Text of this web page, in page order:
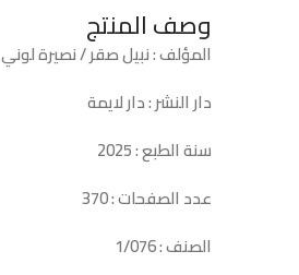
وصف المنتج
المؤلف : نبيل صقر / نصيرة لوني
دار النشر : دار لايمة
سنة الطبع : 2025
عدد الصفحات : 370
الصنف : 1/076